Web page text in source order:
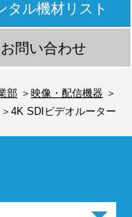
タル機材リスト
お問い合わせ
部
映像・配信機器
4K SDIビデオルーター